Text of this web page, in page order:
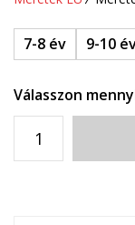
7-8 év 9-10
Válasszon